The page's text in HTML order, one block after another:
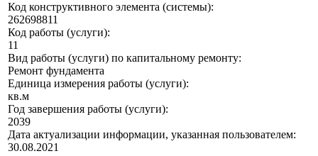
Код конструктивного элемента (системы):
262698811
Код работы (услуги):
11
Вид работы (услуги) по капитальному ремонту:
Ремонт фундамента
Единица измерения работы (услуги):
кв.м
Год завершения работы (услуги):
2039
Дата актуализации информации, указанная пользователем:
30.08.2021